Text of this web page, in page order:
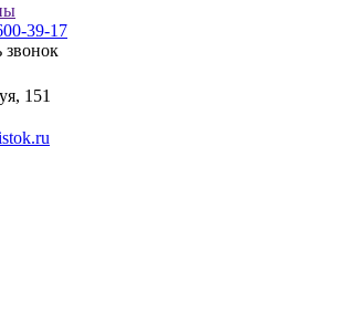
39-17
звонок
151